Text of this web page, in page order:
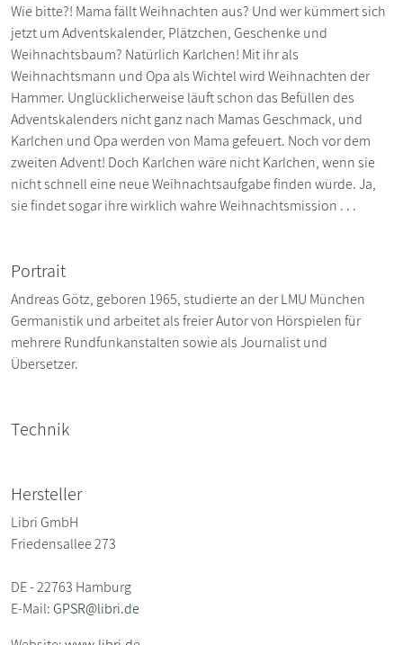
Wie bitte?! Mama fällt Weihnachten aus? Und wer kümmert sich
jetzt um Adventskalender, Plätzchen, Geschenke und
Weihnachtsbaum? Natürlich Karlchen! Mit ihr als
Weihnachtsmann und Opa als Wichtel wird Weihnachten der
Hammer. Unglücklicherweise läuft schon das Befüllen des
Adventskalenders nicht ganz nach Mamas Geschmack, und
Karlchen und Opa werden von Mama gefeuert. Noch vor dem
zweiten Advent! Doch Karlchen wäre nicht Karlchen, wenn sie
nicht schnell eine neue Weihnachtsaufgabe finden würde. Ja,
sie findet sogar ihre wirklich wahre Weihnachtsmission . . .
Portrait
Andreas Götz, geboren 1965, studierte an der LMU München
Germanistik und arbeitet als freier Autor von Hörspielen für
mehrere Rundfunkanstalten sowie als Journalist und
Übersetzer.
Technik
Hersteller
Libri GmbH
Friedensallee 273
DE - 22763 Hamburg
E-Mail:GPSR@libri.de